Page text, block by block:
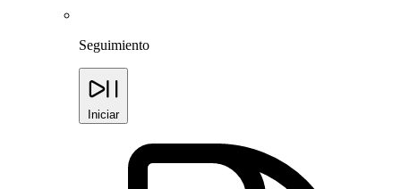
Seguimiento
Iniciar